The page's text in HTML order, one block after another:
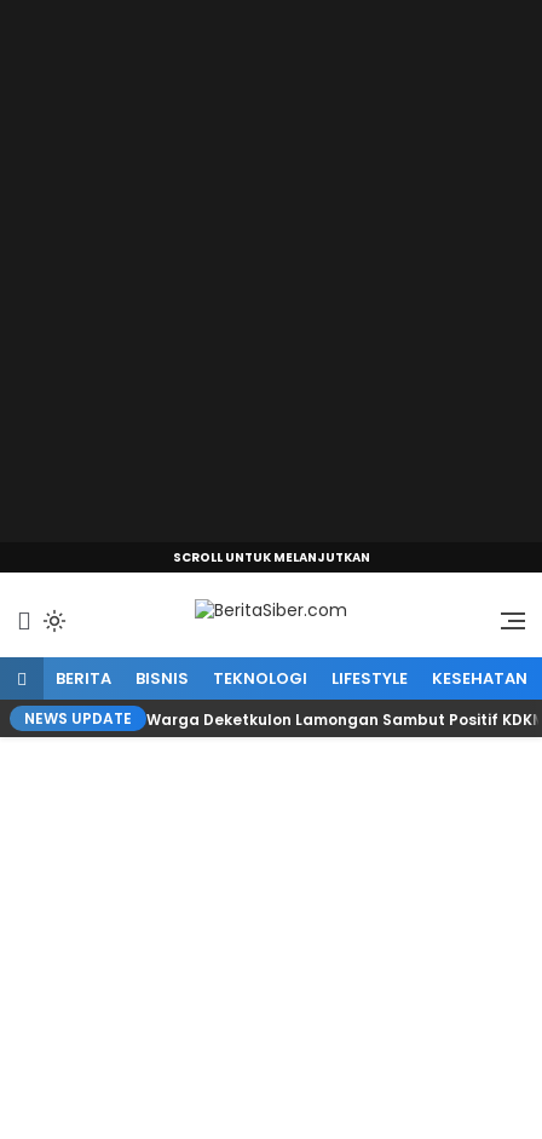
SCROLL UNTUK MELANJUTKAN
BERITA BISNIS TEKNOLOGI LIFESTYLE KESEHATAN
NEWS UPDATE Warga Deketkulon Lamongan Sambut Positif